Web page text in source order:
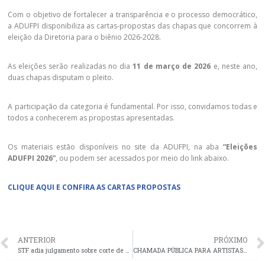
Com o objetivo de fortalecer a transparência e o processo democrático,
a ADUFPI disponibiliza as cartas-propostas das chapas que concorrem à
eleição da Diretoria para o biênio 2026-2028.
As eleições serão realizadas no dia11 de março de 2026 e, neste ano,
duas chapas disputam o pleito.
A participação da categoria é fundamental. Por isso, convidamos todas e
todos a conhecerem as propostas apresentadas.
Os materiais estão disponíveis no site da ADUFPI, na aba “Eleições
ADUFPI 2026”, ou podem ser acessados por meio do link abaixo.
CLIQUE AQUI E CONFIRA AS CARTAS PROPOSTAS
ANTERIOR PRÓXIMO
CHAMADA PÚBLICA PARA ARTISTAS 2026 – FAÇA SUA INSCRIÇÃO